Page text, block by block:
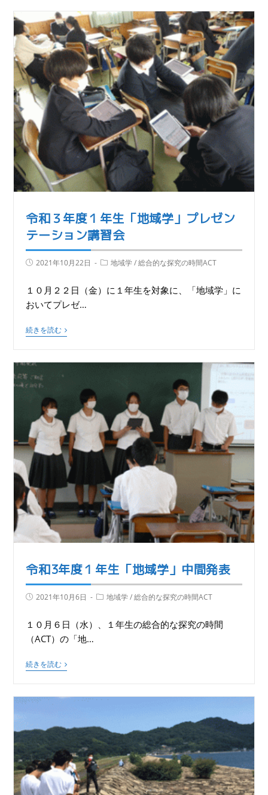
令和３年度１年生「地域学」プレゼン
テーション講習会
2021年10月22日 地域学 / 総合的な探究の時間ACT
１０月２２日（金）に１年生を対象に、「地域学」に
おいてプレゼ…
続きを読む
令和3年度１年生「地域学」中間発表
2021年10月6日 地域学 / 総合的な探究の時間ACT
１０月６日（水）、１年生の総合的な探究の時間
（ACT）の「地…
続きを読む